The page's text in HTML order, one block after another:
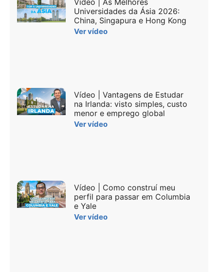
Universidades da Ásia 2026:
China, Singapura e Hong Kong
Ver vídeo
Vídeo | Vantagens de Estudar
na Irlanda: visto simples, custo
menor e emprego global
Ver vídeo
Vídeo | Como construí meu
perfil para passar em Columbia
e Yale
Ver vídeo